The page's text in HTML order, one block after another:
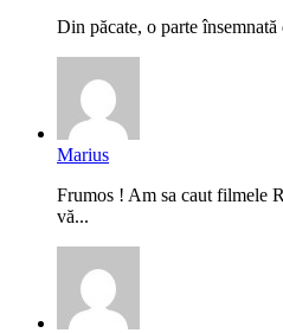
Din păcate, o parte
Marius
Frumos ! Am sa caut filmele
vă...